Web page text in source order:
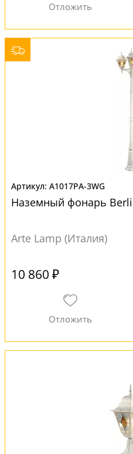
A1017PA-3WG
Наземный фонарь
Arte Lamp (Италия)
10 860 ₽